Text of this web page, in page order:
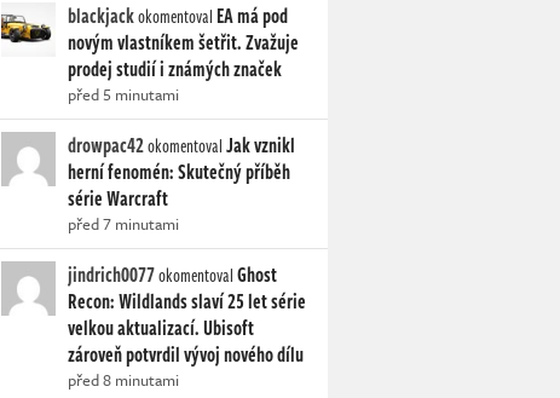
blackjackokomentoval EA má pod
novým vlastníkem šetřit. Zvažuje
prodej studií i známých značek
před 5 minutami
drowpac42okomentovalJak vznikl
herní fenomén: Skutečný příběh
série Warcraft
před 7 minutami
jindrich0077okomentovalGhost
Recon: Wildlands slaví 25 let série
velkou aktualizací. Ubisoft
zároveň potvrdil vývoj nového dílu
před 8 minutami